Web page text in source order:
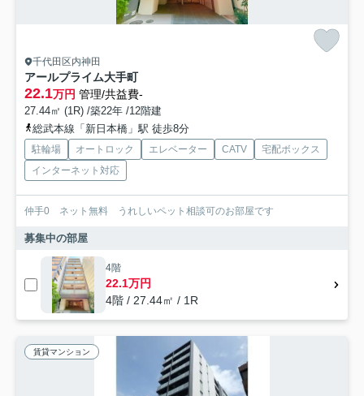
千代田区内神田
アールプライム大手町
22.1万円 管理/共益費-
27.44㎡ (1R) /築22年 /12階建
総武本線「新日本橋」駅 徒歩8分
駐輪場 オートロック エレベーター CATV
宅配ボックス
インターネット対応
仲手0 ネット無料 うれしいペット相談可のお部屋です
募集中の部屋
4階
22.1万円
4階 / 27.44㎡ / 1R
賃貸マンション